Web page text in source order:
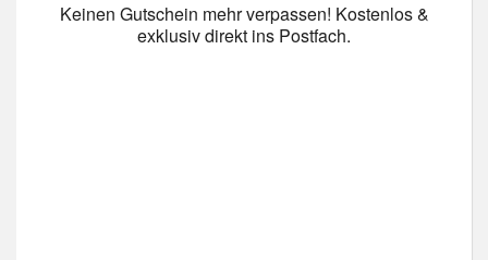
Keinen Gutschein mehr verpassen! Kostenlos &
exklusiv direkt ins Postfach.